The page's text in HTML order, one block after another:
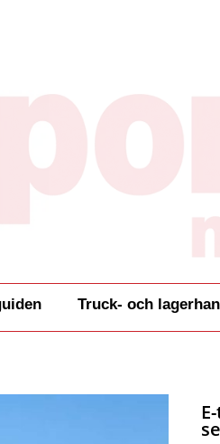
Truck- och